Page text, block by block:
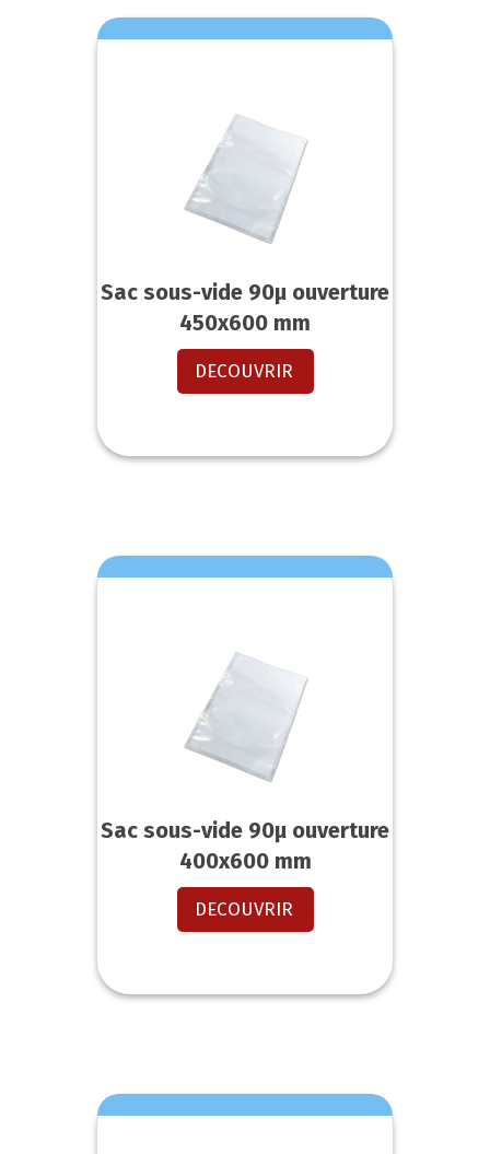
Sac sous-vide 90µ ouverture
450x600 mm
DECOUVRIR
Sac sous-vide 90µ ouverture
400x600 mm
DECOUVRIR